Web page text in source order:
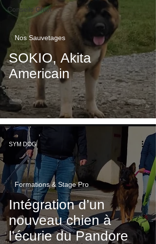
Conseils Chiot
SOKIO, Akita
Americain
Nos Sauvetages
Intégration d’un
nouveau chien à
l’écurie du Pandore
Formations & Stage Pro
SYM DOG